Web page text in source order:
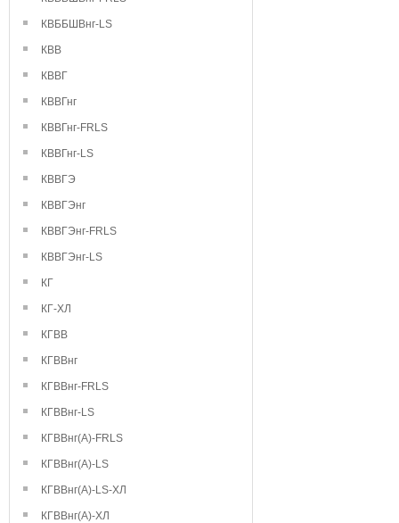
КВББШВнг-LS
КВВ
КВВГ
КВВГнг
КВВГнг-FRLS
КВВГнг-LS
КВВГЭ
КВВГЭнг
КВВГЭнг-FRLS
КВВГЭнг-LS
КГ
КГ-ХЛ
КГВВ
КГВВнг
КГВВнг-FRLS
КГВВнг-LS
КГВВнг(А)-FRLS
КГВВнг(А)-LS
КГВВнг(А)-LS-ХЛ
КГВВнг(А)-ХЛ